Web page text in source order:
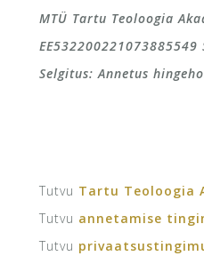
MTÜ Tartu Teoloogia
EE532200221073885549
Selgitus: Annetus
Tutvu Tartu Teoloogia
Tutvu annetamise
Tutvu